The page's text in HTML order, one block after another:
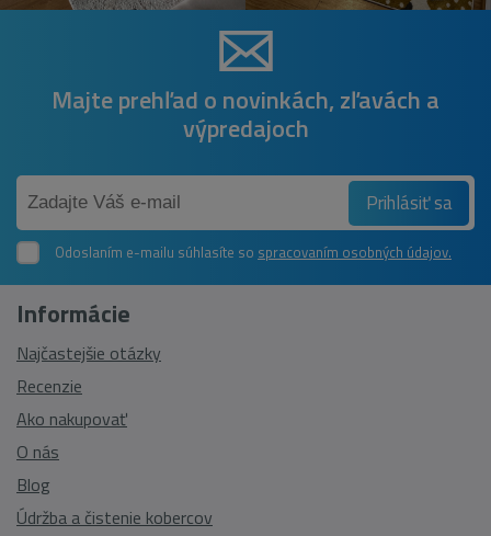
Majte prehľad o novinkách, zľavách a
výpredajoch
Prihlásiť sa
Odoslaním e-mailu súhlasíte so spracovaním osobných údajov.
Informácie
Najčastejšie otázky
Recenzie
Ako nakupovať
O nás
Blog
Údržba a čistenie kobercov